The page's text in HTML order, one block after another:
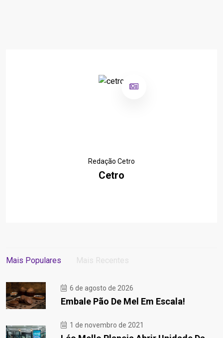
Redação Cetro
Cetro
Mais Populares Mais Recentes
6 de agosto de 2026
Embale Pão De Mel Em Escala!
1 de novembro de 2021